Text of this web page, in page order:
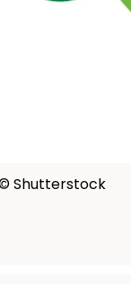
Shutterstock